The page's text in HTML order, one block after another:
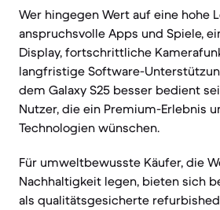
Wer hingegen Wert auf eine hohe
anspruchsvolle Apps und Spiele,
Display, fortschrittliche
langfristige Software-
dem Galaxy S25 besser bedient
Nutzer, die ein Premium-Erlebnis
Technologien wünschen.
Für umweltbewusste Käufer, die
Nachhaltigkeit legen, bieten sich
als qualitätsgesicherte